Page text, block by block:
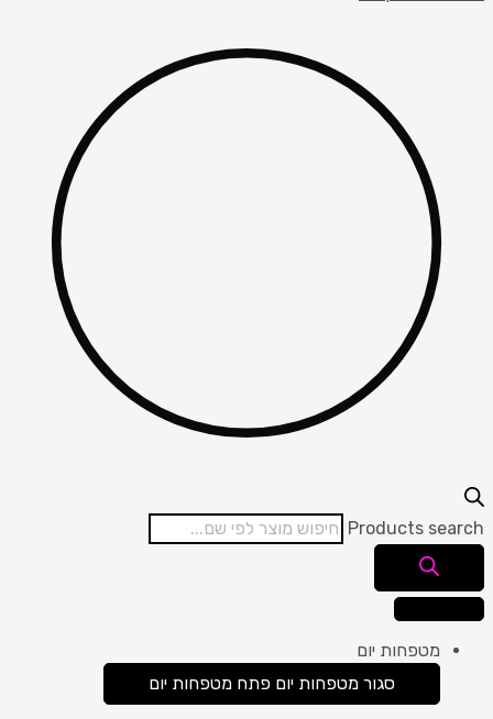
Products search
מטפחות יום
סגור מטפחות יום פתח מטפחות יום